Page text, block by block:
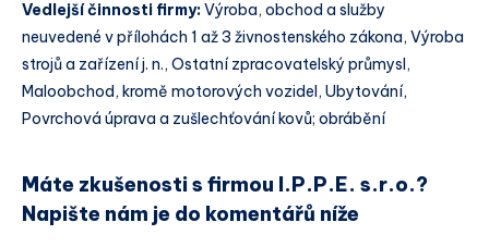
Vedlejší činnosti firmy:Výroba, obchod a služby
neuvedené v přílohách 1 až 3 živnostenského zákona, Výroba
strojů a zařízení j. n., Ostatní zpracovatelský průmysl,
Maloobchod, kromě motorových vozidel, Ubytování,
Povrchová úprava a zušlechťování kovů; obrábění
Máte zkušenosti s firmou I.P.P.E. s.r.o.?
Napište nám je do komentářů níže